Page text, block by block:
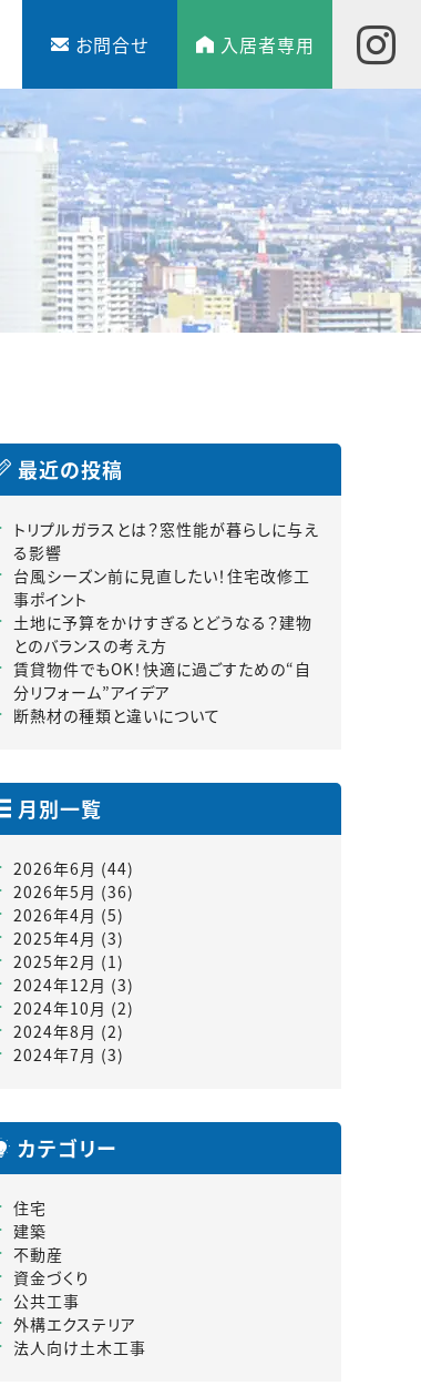
お問合せ 入居者専用
最近の投稿
トリプルガラスとは？窓性能が暮らしに与え
る影響
台風シーズン前に見直したい！住宅改修工
事ポイント
土地に予算をかけすぎるとどうなる？建物
とのバランスの考え方
賃貸物件でもOK！快適に過ごすための“自
分リフォーム”アイデア
断熱材の種類と違いについて
月別一覧
2026年6月 (44)
2026年5月 (36)
2026年4月 (5)
2025年4月 (3)
2025年2月 (1)
2024年12月 (3)
2024年10月 (2)
2024年8月 (2)
2024年7月 (3)
カテゴリー
住宅
建築
不動産
資金づくり
公共工事
外構エクステリア
法人向け土木工事